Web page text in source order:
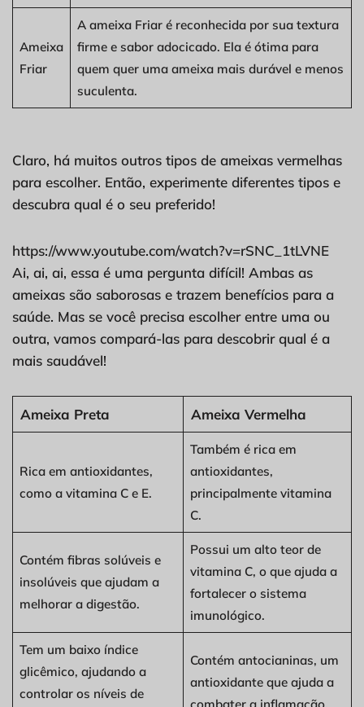
Ameixa
Friar
A ameixa Friar é reconhecida por sua textura
firme e sabor adocicado. Ela é ótima para
quem quer uma ameixa mais durável e menos
suculenta.
Claro, há muitos outros tipos de ameixas vermelhas
para escolher. Então, experimente diferentes tipos e
descubra qual é o seu preferido!
https://www.youtube.com/watch?v=rSNC_1tLVNE
Ai, ai, ai, essa é uma pergunta difícil! Ambas as
ameixas são saborosas e trazem benefícios para a
saúde. Mas se você precisa escolher entre uma ou
outra, vamos compará-las para descobrir qual é a
mais saudável!
Ameixa Preta Ameixa Vermelha
Rica em antioxidantes,
como a vitamina C e E.
Também é rica em
antioxidantes,
principalmente vitamina
C.
Contém fibras solúveis e
insolúveis que ajudam a
melhorar a digestão.
Possui um alto teor de
vitamina C, o que ajuda a
fortalecer o sistema
imunológico.
Tem um baixo índice
glicêmico, ajudando a
controlar os níveis de
Contém antocianinas, um
antioxidante que ajuda a